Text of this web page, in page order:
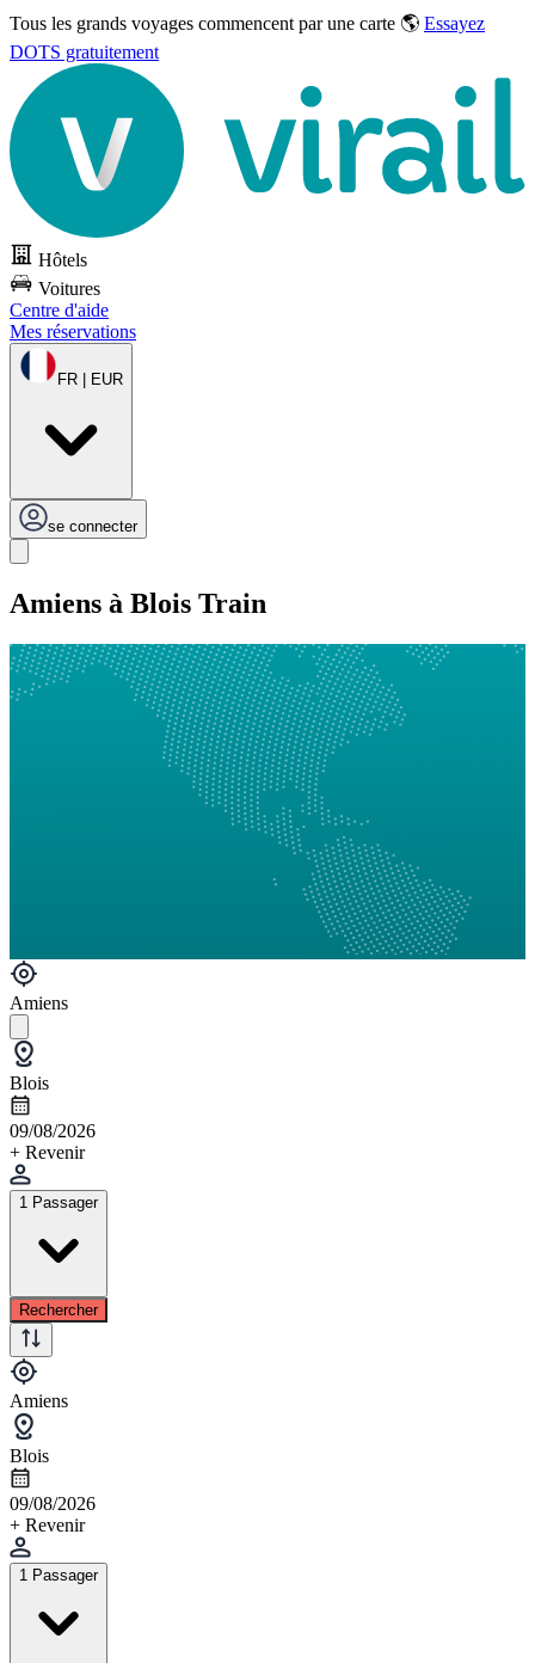
Tous les grands voyages commencent par une carte 🌎 Essayez
DOTS gratuitement
Hôtels
Voitures
Centre d'aide
Mes réservations
FR | EUR
se connecter
Amiens à Blois Train
Amiens
Blois
09/08/2026
+ Revenir
1 Passager
Rechercher
Amiens
Blois
09/08/2026
+ Revenir
1 Passager